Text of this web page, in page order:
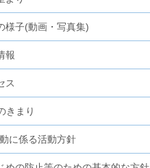
様子(動画・写真集)
報
ス
きまり
に係る活動方針